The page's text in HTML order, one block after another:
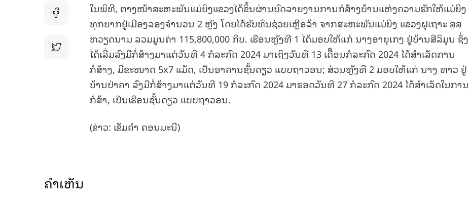
ໃນພິທີ, ຕາງໜ້າສະຫະພັນແມ່ຍິງແຂວງໄດ້ຂຶ້ນຜ່ານບົດລາຍງານການກໍສ້າງບ້ານແຫ່ງຄວາມຮັກໃຫ້ແມ່ຍິງ
ທຸກຍາກຢູ່ເມືອງລອງຈໍານວນ 2 ຫຼັງ ໂດຍໄດ້ຮັບທຶນຊ່ວຍເຫຼືອລ້າ ຈາກສະຫະພັນແມ່ຍິງ ແຂວງຝຸເຖາະ ສສ
ຫວຽດນາມ ລວມມູນຄ່າ 115,800,000 ກີບ. ເຮືອນຫຼັງທີ 1 ໄດ້ມອບໃຫ້ແກ່ ນາງອາຍຸເກງ ຢູ່ບ້ານສີລິມຸນ ຊຶ່ງ
ໄດ້ເລີ່ມລົງມືກໍ່ສ້າງມາແຕ່ວັນທີ 4 ກໍລະກົດ 2024 ມາເຖິງວັນທີ 13 ເດືຶອນກໍລະກົດ 2024 ໄດ້ສໍາເລັດການ
ກໍ່ສ້າງ, ມີຂະໜາດ 5x7 ແມັດ, ເປັນອາຄານຊັ້ນດຽວ ແບບຖາວອນ; ສ່ວນຫຼັງທີ 2 ມອບໃຫ້ແກ່ ນາງ ທາວ ຢູ່
ບ້ານປ່າຄາ ລົງມືກໍ່ສ້າງມາແຕ່ວັນທີ 19 ກໍລະກົດ 2024 ມາຮອດວັນທີ 27 ກໍລະກົດ 2024 ໄດ້ສໍາເລັດໃນການ
ກໍ່ສ້າ, ເປັນເຮືອນຊັ້ນດຽວ ແບບຖາວອນ.
(ຂ່າວ: ເຂັມຄໍາ ຄອນມະນີ)
ຄໍາເຫັນ
15.040(07-08-2026)